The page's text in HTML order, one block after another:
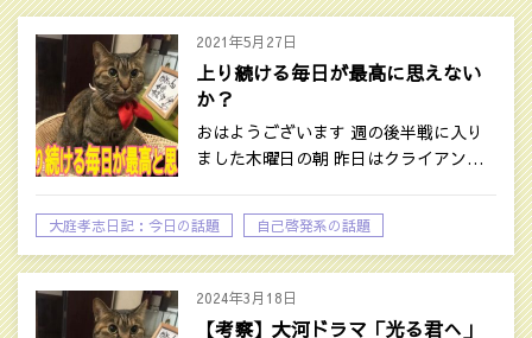
2021年5月27日
上り続ける毎日が最高に思えない
か？
おはようございます 週の後半戦に入り
ました木曜日の朝 昨日はクライアン…
大庭孝志日記：今日の話題 自己啓発系の話題
2024年3月18日
【考察】大河ドラマ「光る君へ」